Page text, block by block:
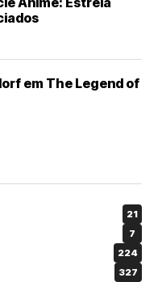
em The Legend of
21
7
224
327